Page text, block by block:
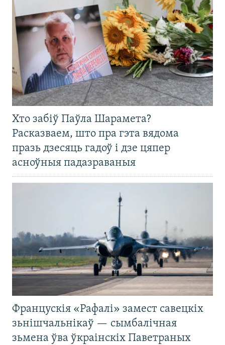
Хто забіў Паўла Шарамета?
Расказваем, што пра гэта вядома
празь дзесяць гадоў і дзе цяпер
асноўныя падазраваныя
Францускія «Рафалі» замест савецкіх
зьнішчальнікаў — сымбалічная
зьмена ўва ўкраінскіх Паветраных